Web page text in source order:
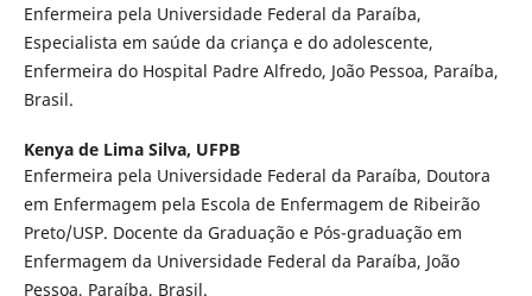
Enfermeira pela Universidade Federal da Paraíba,
Especialista em saúde da criança e do adolescente,
Enfermeira do Hospital Padre Alfredo, João Pessoa, Paraíba,
Brasil.
Kenya de Lima Silva, UFPB
Enfermeira pela Universidade Federal da Paraíba, Doutora
em Enfermagem pela Escola de Enfermagem de Ribeirão
Preto/USP. Docente da Graduação e Pós-graduação em
Enfermagem da Universidade Federal da Paraíba, João
Pessoa, Paraíba, Brasil.